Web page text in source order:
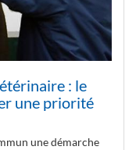
: le
une priorité
une démarche